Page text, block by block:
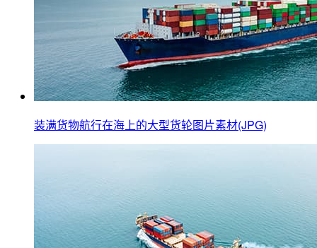
装满货物航行在海上的大型货轮图片素材(JPG)